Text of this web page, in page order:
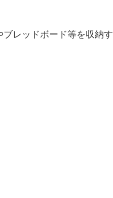
レッドボード等を収納す